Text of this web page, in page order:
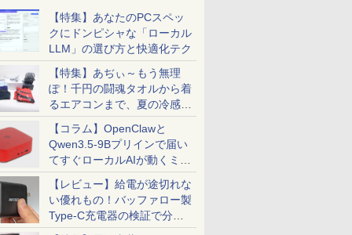
【特集】あなたのPCスペッ
クにドンピシャな「ローカル
LLM」の選び方と快適化テク
【特集】あぢぃ～もう無理
ぽ！千円の闘魂タオルから着
るエアコンまで、夏の冷感グ
ッズ一挙紹介
【コラム】OpenClawと
Qwen3.5-9Bプリインで届い
てすぐローカルAIが動くミニ
PC「SER9 Pro」
【レビュー】給電が途切れな
い優れもの！バッファロー製
Type-C充電器の検証で分か
ったこと
】2026年モデル
ソコン
第14世代
i5/i7/i9 14
メモリ
SSD最大
語キーボード フ
能PC テレワー
務 学習用 オン
業 ビジネス 大学
向け 新生活 仕
クーポン】中古ノートパ
ソコン LTE対応
Windows11 Pro Office付
き Panasonic Let's note
CF-SV9 第10世代Core i7
メモリ16GB 高速
SSD26GB/512GB/960GB
12.1インチFHD Wi-Fi
Bluetooth 送料無料 初期
設定済み 保証付き
インチ 第11世代 Core i7
メモリ16GB SSD 512GB
Office付き Webカメラ
Wi-Fi 6 Type-C
パソコン
7 8
7 8